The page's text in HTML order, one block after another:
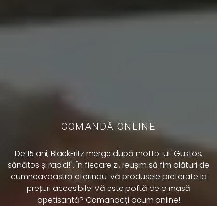
COMANDĂ ONLINE
De 15 ani, BlackFritz merge după motto-ul "Gustos,
sănătos și rapid!". În fiecare zi, reușim să fim alături de
dumneavoastră oferindu-vă produsele preferate la
prețuri accesibile. Vă este poftă de o masă
apetisantă? Comandați acum online!